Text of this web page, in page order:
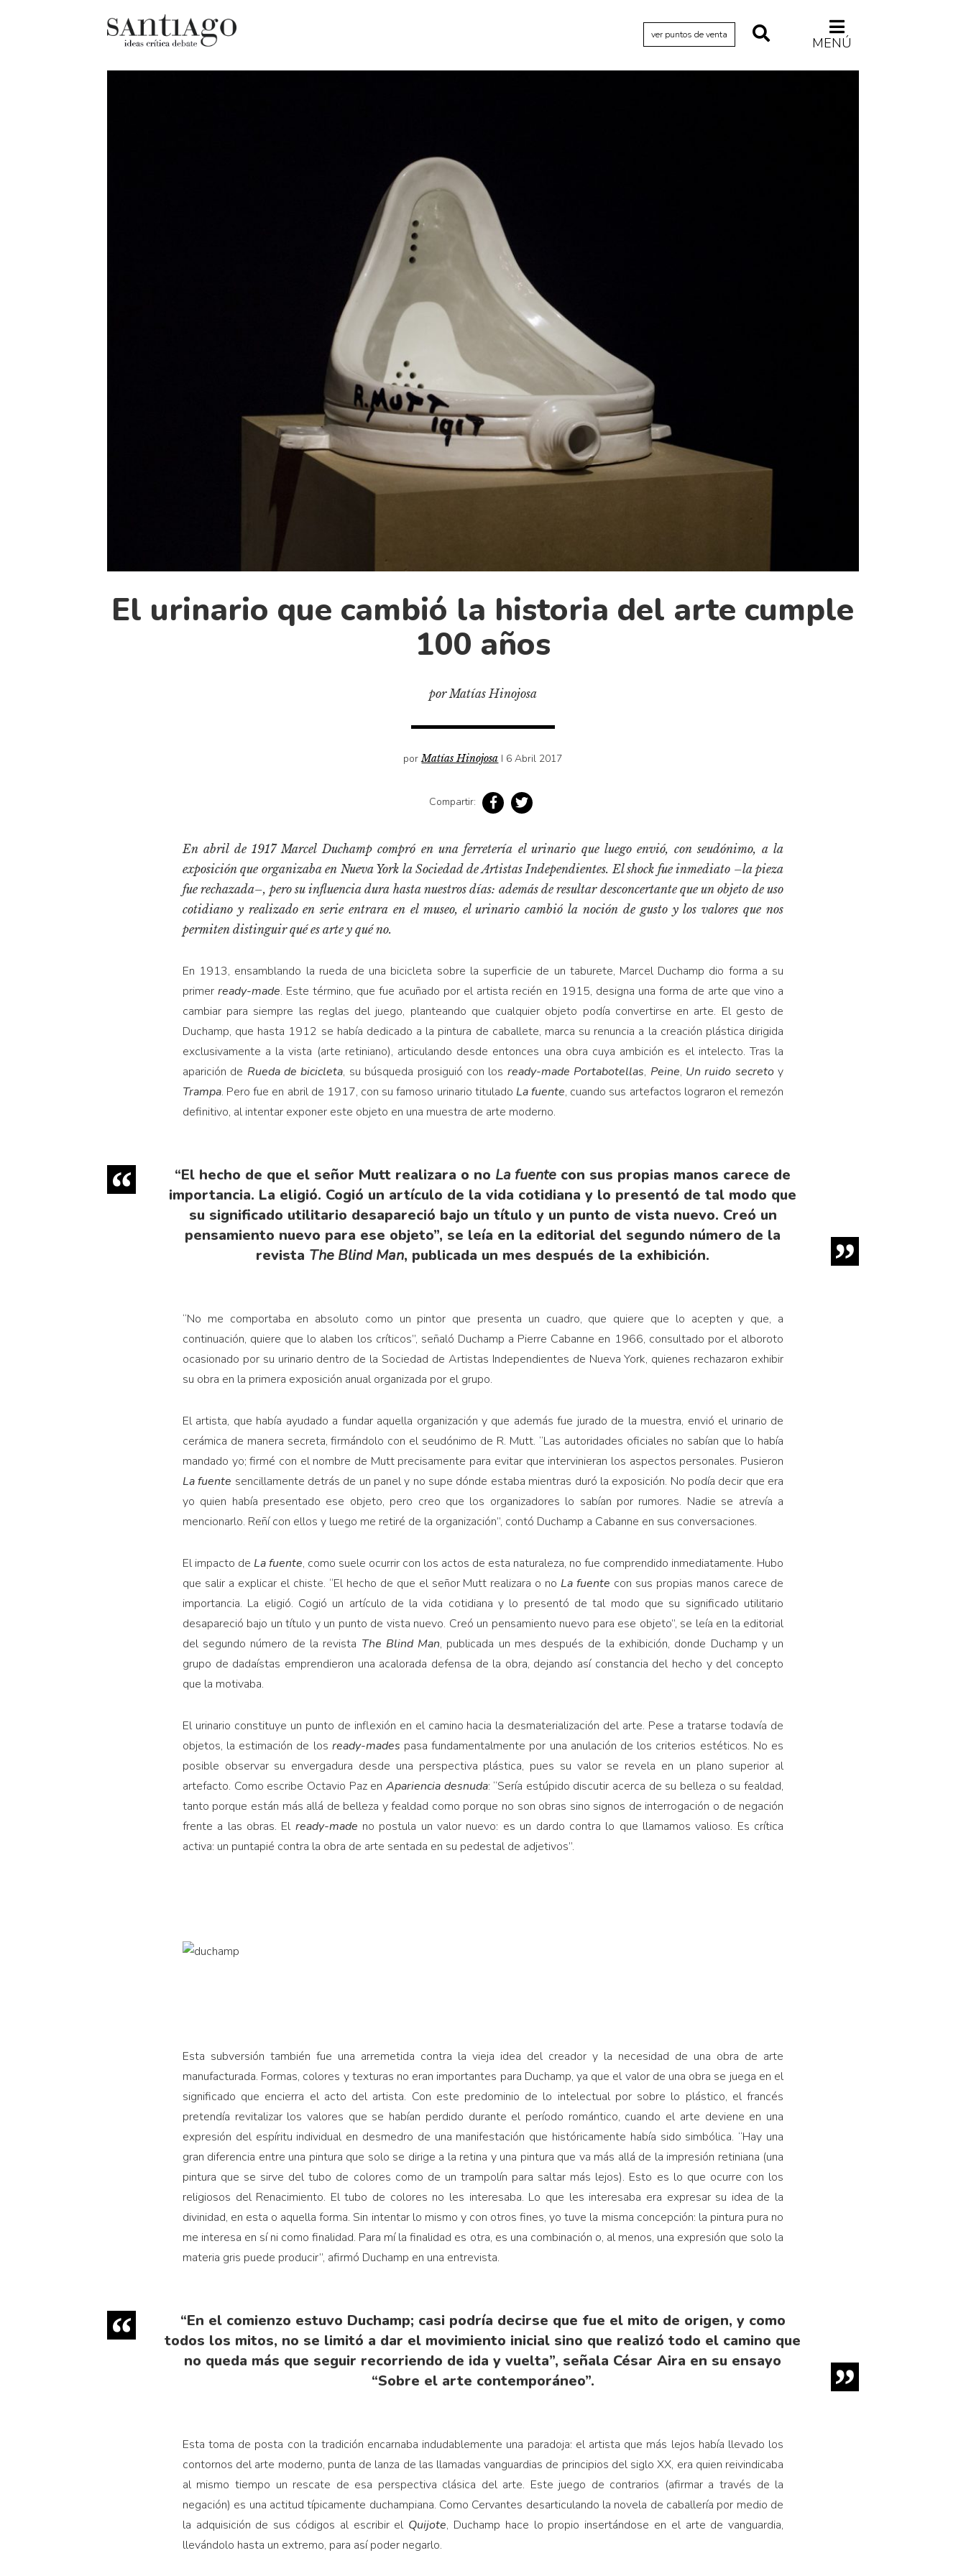
ver puntos de venta MENÚ
Historia material de los libros
Lagunas mentales
Medioambiente
Narrativas visuales
Pensamiento
Pensamiento ilustrado
Personaje
Personajes secundarios
El urinario que cambió la historia del arte cumple
100 años
por Matías Hinojosa
porMatías Hinojosa I 6 Abril 2017
Compartir:
En abril de 1917 Marcel Duchamp compró en una ferretería el urinario que luego envió, con seudónimo, a la
exposición que organizaba en Nueva York la Sociedad de Artistas Independientes. El shock fue inmediato –la pieza
fue rechazada–, pero su influencia dura hasta nuestros días: además de resultar desconcertante que un objeto de uso
cotidiano y realizado en serie entrara en el museo, el urinario cambió la noción de gusto y los valores que nos
permiten distinguir qué es arte y qué no.
En 1913, ensamblando la rueda de una bicicleta sobre la superficie de un taburete, Marcel Duchamp dio forma a su
primer ready-made. Este término, que fue acuñado por el artista recién en 1915, designa una forma de arte que vino a
cambiar para siempre las reglas del juego, planteando que cualquier objeto podía convertirse en arte. El gesto de
Duchamp, que hasta 1912 se había dedicado a la pintura de caballete, marca su renuncia a la creación plástica dirigida
exclusivamente a la vista (arte retiniano), articulando desde entonces una obra cuya ambición es el intelecto. Tras la
aparición de Rueda de bicicleta, su búsqueda prosiguió con los ready-made Portabotellas, Peine, Un ruido secretoy
Trampa. Pero fue en abril de 1917, con su famoso urinario titulado La fuente, cuando sus artefactos lograron el remezón
definitivo, al intentar exponer este objeto en una muestra de arte moderno.
“El hecho de que el señor Mutt realizara o no La fuente con sus propias manos carece de
importancia. La eligió. Cogió un artículo de la vida cotidiana y lo presentó de tal modo que
su significado utilitario desapareció bajo un título y un punto de vista nuevo. Creó un
pensamiento nuevo para ese objeto”, se leía en la editorial del segundo número de la
revista The Blind Man, publicada un mes después de la exhibición.
“No me comportaba en absoluto como un pintor que presenta un cuadro, que quiere que lo acepten y que, a
continuación, quiere que lo alaben los críticos”, señaló Duchamp a Pierre Cabanne en 1966, consultado por el alboroto
ocasionado por su urinario dentro de la Sociedad de Artistas Independientes de Nueva York, quienes rechazaron exhibir
su obra en la primera exposición anual organizada por el grupo.
El artista, que había ayudado a fundar aquella organización y que además fue jurado de la muestra, envió el urinario de
cerámica de manera secreta, firmándolo con el seudónimo de R. Mutt. “Las autoridades oficiales no sabían que lo había
mandado yo; firmé con el nombre de Mutt precisamente para evitar que intervinieran los aspectos personales. Pusieron
La fuente sencillamente detrás de un panel y no supe dónde estaba mientras duró la exposición. No podía decir que era
yo quien había presentado ese objeto, pero creo que los organizadores lo sabían por rumores. Nadie se atrevía a
mencionarlo. Reñí con ellos y luego me retiré de la organización”, contó Duchamp a Cabanne en sus conversaciones.
El impacto de La fuente, como suele ocurrir con los actos de esta naturaleza, no fue comprendido inmediatamente. Hubo
que salir a explicar el chiste. “El hecho de que el señor Mutt realizara o no La fuente con sus propias manos carece de
importancia. La eligió. Cogió un artículo de la vida cotidiana y lo presentó de tal modo que su significado utilitario
desapareció bajo un título y un punto de vista nuevo. Creó un pensamiento nuevo para ese objeto”, se leía en la editorial
del segundo número de la revista The Blind Man, publicada un mes después de la exhibición, donde Duchamp y un
grupo de dadaístas emprendieron una acalorada defensa de la obra, dejando así constancia del hecho y del concepto
que la motivaba.
El urinario constituye un punto de inflexión en el camino hacia la desmaterialización del arte. Pese a tratarse todavía de
objetos, la estimación de los ready-mades pasa fundamentalmente por una anulación de los criterios estéticos. No es
posible observar su envergadura desde una perspectiva plástica, pues su valor se revela en un plano superior al
artefacto. Como escribe Octavio Paz en Apariencia desnuda: “Sería estúpido discutir acerca de su belleza o su fealdad,
tanto porque están más allá de belleza y fealdad como porque no son obras sino signos de interrogación o de negación
frente a las obras. El ready-made no postula un valor nuevo: es un dardo contra lo que llamamos valioso. Es crítica
activa: un puntapié contra la obra de arte sentada en su pedestal de adjetivos”.
Esta subversión también fue una arremetida contra la vieja idea del creador y la necesidad de una obra de arte
manufacturada. Formas, colores y texturas no eran importantes para Duchamp, ya que el valor de una obra se juega en el
significado que encierra el acto del artista. Con este predominio de lo intelectual por sobre lo plástico, el francés
pretendía revitalizar los valores que se habían perdido durante el período romántico, cuando el arte deviene en una
expresión del espíritu individual en desmedro de una manifestación que históricamente había sido simbólica. “Hay una
gran diferencia entre una pintura que solo se dirige a la retina y una pintura que va más allá de la impresión retiniana (una
pintura que se sirve del tubo de colores como de un trampolín para saltar más lejos). Esto es lo que ocurre con los
religiosos del Renacimiento. El tubo de colores no les interesaba. Lo que les interesaba era expresar su idea de la
divinidad, en esta o aquella forma. Sin intentar lo mismo y con otros fines, yo tuve la misma concepción: la pintura pura no
me interesa en sí ni como finalidad. Para mí la finalidad es otra, es una combinación o, al menos, una expresión que solo la
materia gris puede producir”, afirmó Duchamp en una entrevista.
“En el comienzo estuvo Duchamp; casi podría decirse que fue el mito de origen, y como
todos los mitos, no se limitó a dar el movimiento inicial sino que realizó todo el camino que
no queda más que seguir recorriendo de ida y vuelta”, señala César Aira en su ensayo
“Sobre el arte contemporáneo”.
Esta toma de posta con la tradición encarnaba indudablemente una paradoja: el artista que más lejos había llevado los
contornos del arte moderno, punta de lanza de las llamadas vanguardias de principios del siglo XX, era quien reivindicaba
al mismo tiempo un rescate de esa perspectiva clásica del arte. Este juego de contrarios (afirmar a través de la
negación) es una actitud típicamente duchampiana. Como Cervantes desarticulando la novela de caballería por medio de
la adquisición de sus códigos al escribir el Quijote, Duchamp hace lo propio insertándose en el arte de vanguardia,
llevándolo hasta un extremo, para así poder negarlo.